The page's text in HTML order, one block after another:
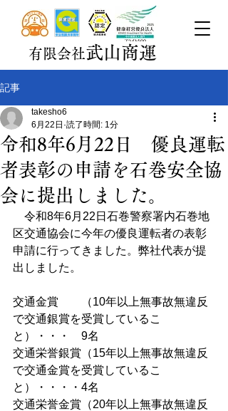
有限会社武山商運
記事
令和8年6月22日 優良運転
者表彰の申請を石巻安全協
会に提出しました。
takesho6
6月22日 読了時間: 1分
令和8年6月22日石巻警察署内石巻地
区交通協会に今年の優良運転者の表彰
申請に行ってきました。弊社代表が提
出しました。
交通金賞　　（10年以上無事故無違反
で交通銀賞を受賞しているこ
と）・・・　9名
交通栄誉銀賞（15年以上無事故無違反
で交通金賞を受賞しているこ
と）・・・・4名
交通栄誉金賞（20年以上無事故無違反